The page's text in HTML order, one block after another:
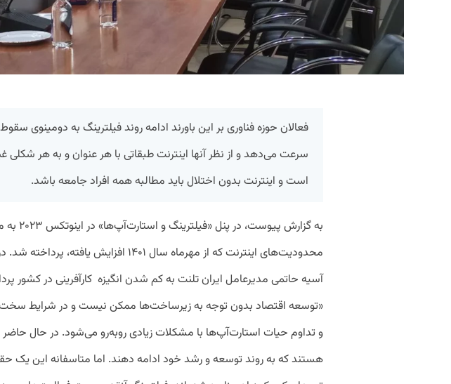
فعالان حوزه فناوری بر این باورند ادامه روند فیلترینگ به دومینوی
سرعت می‌دهد و از نظر آنها اینترنت طبقاتی با هر عنوان و به هر شکلی
است و اینترنت بدون اختلال باید مطالبه همه افراد جامعه باشد.
به گزارش
محدودیت‌های اینترنت که از مهرماه سال ۱۴۰۱ افزایش
آسیه حاتمی مدیرعامل ایران تلنت به کم شدن انگیزه کارآفرینی در کشور
«توسعه اقتصاد بدون توجه به زیرساخت‌ها ممکن نیست و در شرایط سخت
و تداوم حیات استارت‌آپ‌ها با مشکلات زیادی روبه‌رو می‌شود. در حال
هستند که به روند توسعه و رشد خود ادامه دهند. اما متاسفانه این یک